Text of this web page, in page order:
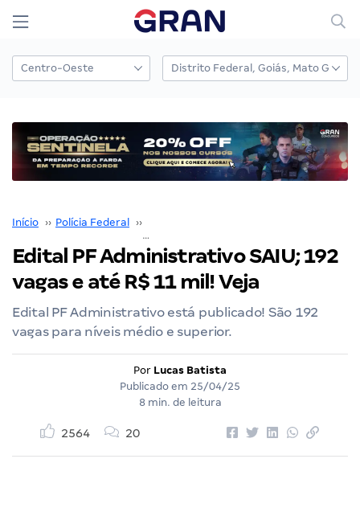
Início ›› Polícia Federal ››
Edital PF Administrativo SAIU; 192
vagas e até R$ 11 mil! Veja
Edital PF Administrativo está publicado! São 192
vagas para níveis médio e superior.
Por Lucas Batista
Publicado em 25/04/25
8 min. de leitura
2564 20